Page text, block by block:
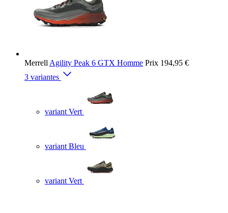
Merrell Agility Peak 6 GTX Homme Prix 194,95 €
3 variantes
variant Vert
variant Bleu
variant Vert